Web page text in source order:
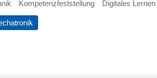
Kompetenzfeststellung Digitales Lernen